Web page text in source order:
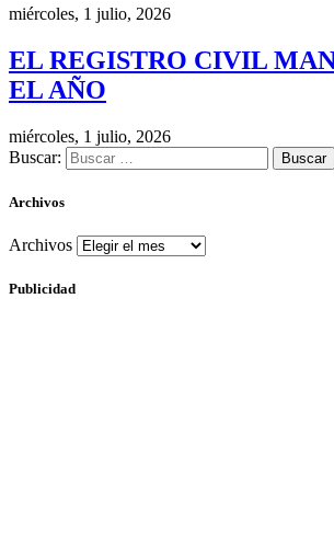
miércoles, 1 julio, 2026
EL REGISTRO CIVIL
EL AÑO
miércoles, 1 julio, 2026
Buscar:
Archivos
Archivos
Publicidad